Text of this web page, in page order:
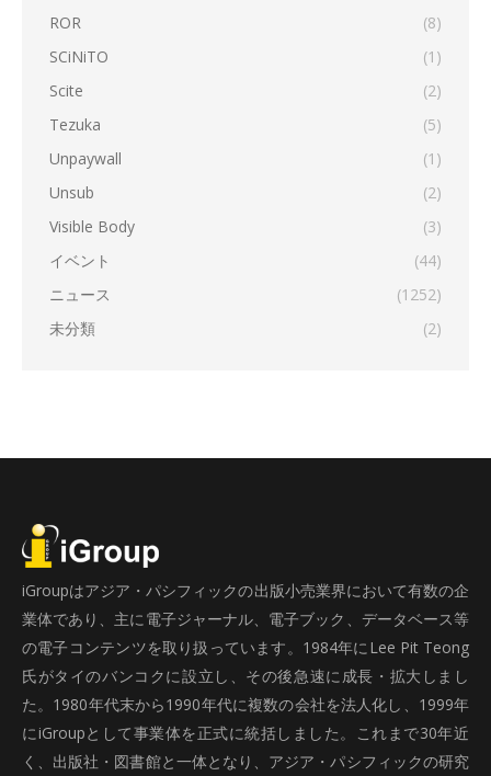
ROR
(8)
SCiNiTO
(1)
Scite
(2)
Tezuka
(5)
Unpaywall
(1)
Unsub
(2)
Visible Body
(3)
イベント
(44)
ニュース
(1252)
未分類
(2)
iGroupはアジア・パシフィックの出版小売業界において有数の企
業体であり、主に電子ジャーナル、電子ブック、データベース等
の電子コンテンツを取り扱っています。1984年にLee Pit Teong
氏がタイのバンコクに設立し、その後急速に成長・拡大しまし
た。1980年代末から1990年代に複数の会社を法人化し、1999年
にiGroupとして事業体を正式に統括しました。これまで30年近
く、出版社・図書館と一体となり、アジア・パシフィックの研究